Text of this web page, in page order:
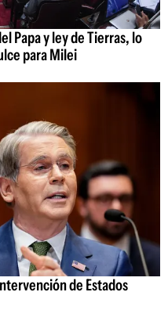
Papa y ley de Tierras, lo
para Milei
de Estados